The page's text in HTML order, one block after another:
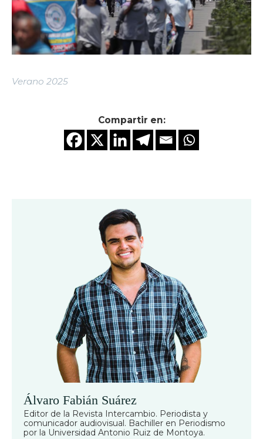
Verano 2025
Compartir en:
Álvaro Fabián Suárez
Editor de la Revista Intercambio. Periodista y
comunicador audiovisual. Bachiller en Periodismo
por la Universidad Antonio Ruiz de Montoya.